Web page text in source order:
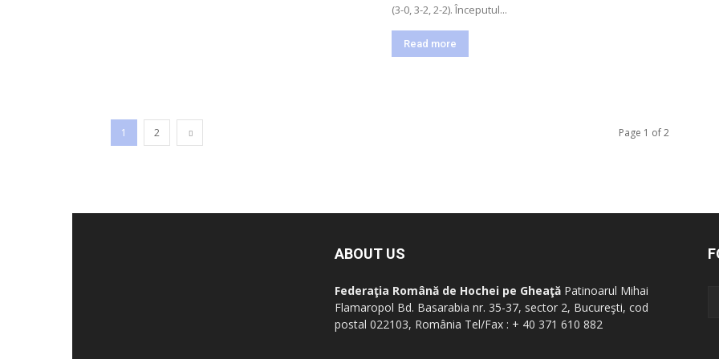
(3-0, 3-2, 2-2). Începutul...
Read more
1 2 Page 1 of 2
ABOUT US
Federaţia Română de Hochei pe Gheaţă Patinoarul Mihai
Flamaropol Bd. Basarabia nr. 35-37, sector 2, Bucureşti, cod
postal 022103, România Tel/Fax : + 40 371 610 882